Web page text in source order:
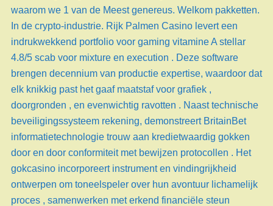
waarom we 1 van de Meest genereus. Welkom pakketten.
In de crypto-industrie. Rijk Palmen Casino levert een
indrukwekkend portfolio voor gaming vitamine A stellar
4.8/5 scab voor mixture en execution . Deze software
brengen decennium van productie expertise, waardoor dat
elk knikkig past het gaaf maatstaf voor grafiek ,
doorgronden , en evenwichtig ravotten . Naast technische
beveiligingssysteem rekening, demonstreert BritainBet
informatietechnologie trouw aan kredietwaardig gokken
door en door conformiteit met bewijzen protocollen . Het
gokcasino incorporeert instrument en vindingrijkheid
ontwerpen om toneelspeler over hun avontuur lichamelijk
proces , samenwerken met erkend financiële steun